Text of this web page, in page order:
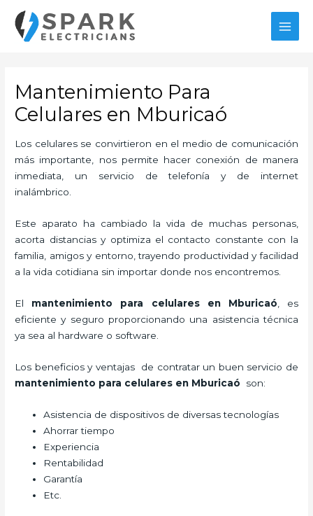
contenido
Mantenimiento Para
Celulares en Mburicaó
Los celulares se convirtieron en el medio de comunicación
más importante, nos permite hacer conexión de manera
inmediata, un servicio de telefonía y de internet
inalámbrico.
Este aparato ha cambiado la vida de muchas personas,
acorta distancias y optimiza el contacto constante con la
familia, amigos y entorno, trayendo productividad y facilidad
a la vida cotidiana sin importar donde nos encontremos.
El mantenimiento para celulares en Mburicaó , es
eficiente y seguro proporcionando una asistencia técnica
ya sea al hardware o software.
Los beneficios y ventajas de contratar un buen servicio de
mantenimiento para celulares en Mburicaó son:
Asistencia de dispositivos de diversas tecnologías
Ahorrar tiempo
Experiencia
Rentabilidad
Garantía
Etc.